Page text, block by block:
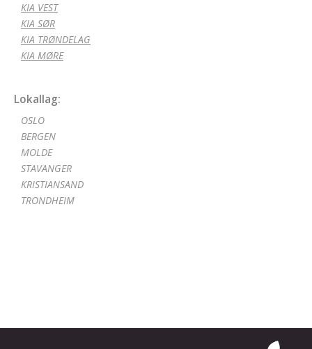
KIA VEST
KIA SØR
KIA TRØNDELAG
KIA MØRE
Lokallag:
OSLO
BERGEN
MOLDE
STAVANGER
KRISTIANSAND
TRONDHEIM